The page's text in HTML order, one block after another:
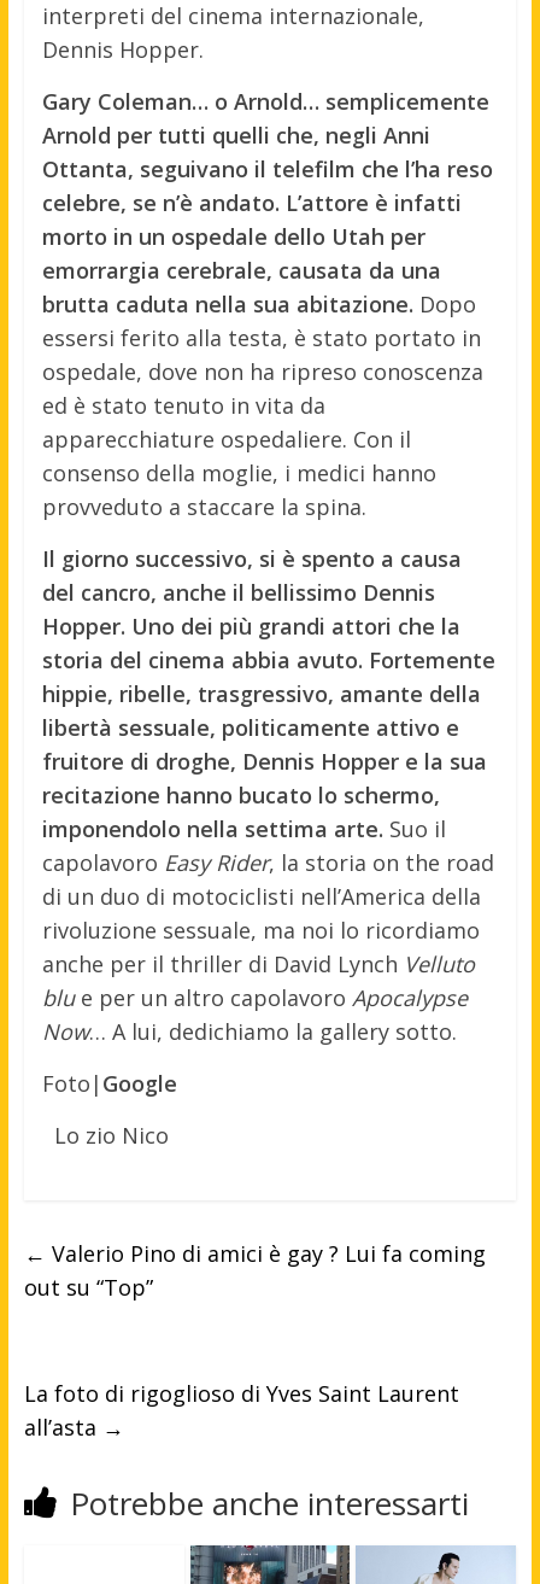
interpreti del cinema internazionale,
Dennis Hopper.
Gary Coleman… o Arnold… semplicemente
Arnold per tutti quelli che, negli Anni
Ottanta, seguivano il telefilm che l’ha reso
celebre, se n’è andato. L’attore è infatti
morto in un ospedale dello Utah per
emorrargia cerebrale, causata da una
brutta caduta nella sua abitazione. Dopo
essersi ferito alla testa, è stato portato in
ospedale, dove non ha ripreso conoscenza
ed è stato tenuto in vita da
apparecchiature ospedaliere. Con il
consenso della moglie, i medici hanno
provveduto a staccare la spina.
Il giorno successivo, si è spento a causa
del cancro, anche il bellissimo Dennis
Hopper. Uno dei più grandi attori che la
storia del cinema abbia avuto. Fortemente
hippie, ribelle, trasgressivo, amante della
libertà sessuale, politicamente attivo e
fruitore di droghe, Dennis Hopper e la sua
recitazione hanno bucato lo schermo,
imponendolo nella settima arte. Suo il
capolavoro Easy Rider, la storia on the road
di un duo di motociclisti nell’America della
rivoluzione sessuale, ma noi lo ricordiamo
anche per il thriller di David Lynch Velluto
blue per un altro capolavoro Apocalypse
Now… A lui, dedichiamo la gallery sotto.
Foto| Google
Lo zio Nico
← Valerio Pino di amici è gay ? Lui fa coming
out su “Top”
La foto di rigoglioso di Yves Saint Laurent
all’asta →
Potrebbe anche interessarti